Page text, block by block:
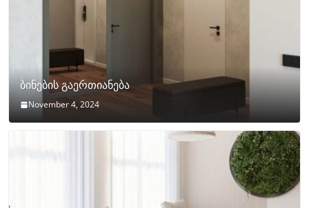
ბინების გაერთიანება
November 4, 2024